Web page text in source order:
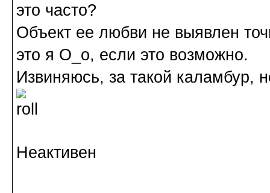
это часто?
Объект ее любви не выявлен
это я О_о, если это возможно.
Извиняюсь, за такой каламбур,
Неактивен